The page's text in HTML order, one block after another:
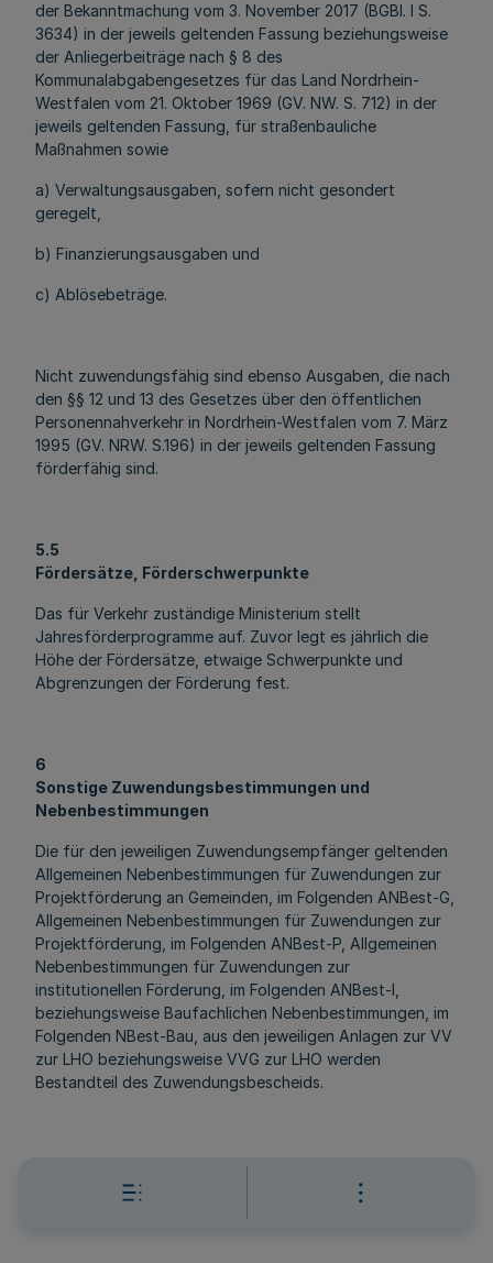
der Bekanntmachung vom 3. November 2017 (BGBl. I S.
3634) in der jeweils geltenden Fassung beziehungsweise
der Anliegerbeiträge nach § 8 des
Kommunalabgabengesetzes für das Land Nordrhein-
Westfalen vom 21. Oktober 1969 (GV. NW. S. 712) in der
jeweils geltenden Fassung, für straßenbauliche
Maßnahmen sowie
a) Verwaltungsausgaben, sofern nicht gesondert
geregelt,
b) Finanzierungsausgaben und
c) Ablösebeträge.
Nicht zuwendungsfähig sind ebenso Ausgaben, die nach
den §§ 12 und 13 des Gesetzes über den öffentlichen
Personennahverkehr in Nordrhein-Westfalen vom 7. März
1995 (GV. NRW. S.196) in der jeweils geltenden Fassung
förderfähig sind.
5.5
Fördersätze, Förderschwerpunkte
Das für Verkehr zuständige Ministerium stellt
Jahresförderprogramme auf. Zuvor legt es jährlich die
Höhe der Fördersätze, etwaige Schwerpunkte und
Abgrenzungen der Förderung fest.
6
Sonstige Zuwendungsbestimmungen und
Nebenbestimmungen
Die für den jeweiligen Zuwendungsempfänger geltenden
Allgemeinen Nebenbestimmungen für Zuwendungen zur
Projektförderung an Gemeinden, im Folgenden ANBest-G,
Allgemeinen Nebenbestimmungen für Zuwendungen zur
Projektförderung, im Folgenden ANBest-P, Allgemeinen
Nebenbestimmungen für Zuwendungen zur
institutionellen Förderung, im Folgenden ANBest-I,
beziehungsweise Baufachlichen Nebenbestimmungen, im
Folgenden NBest-Bau, aus den jeweiligen Anlagen zur VV
zur LHO beziehungsweise VVG zur LHO werden
Bestandteil des Zuwendungsbescheids.
Sofern eine Weiterleitung der Zuwendung an einen
Dritten erfolgt, ist ein entsprechender